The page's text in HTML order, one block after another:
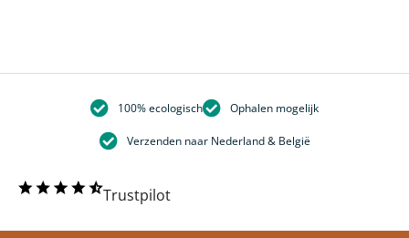
100% ecologisch Ophalen mogelijk
Verzenden naar Nederland & België
Trustpilot